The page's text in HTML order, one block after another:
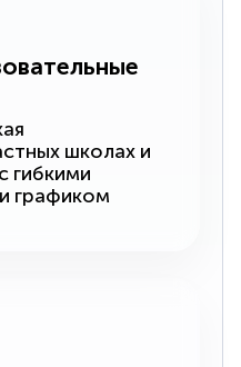
школах и
гибкими
графиком